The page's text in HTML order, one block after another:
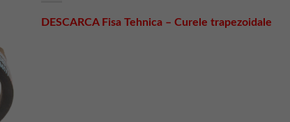
DESCARCA Fisa Tehnica – Curele trapezoidale